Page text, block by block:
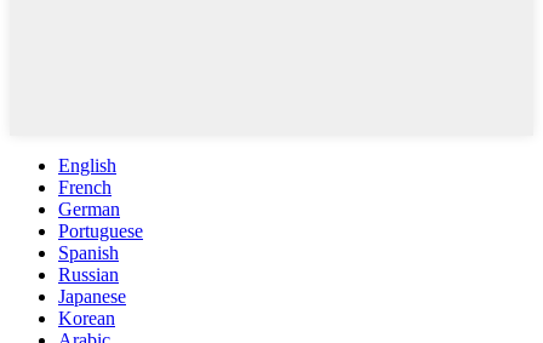
English
French
German
Portuguese
Spanish
Russian
Japanese
Korean